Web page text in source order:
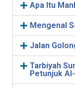
Apa Itu
Mengenal
Jalan
Tarbiyah
Petunjuk Al-